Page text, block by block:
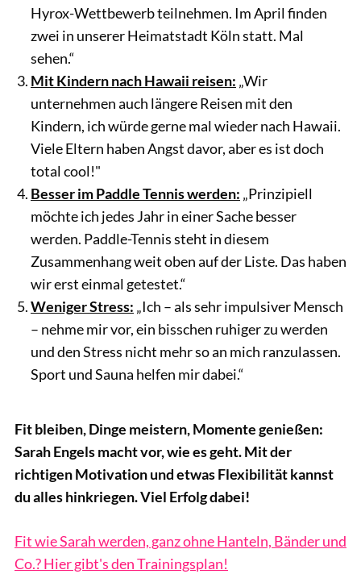
Hyrox-Wettbewerb teilnehmen. Im April finden
zwei in unserer Heimatstadt Köln statt. Mal
sehen.“
Mit Kindern nach Hawaii reisen: „Wir
unternehmen auch längere Reisen mit den
Kindern, ich würde gerne mal wieder nach Hawaii.
Viele Eltern haben Angst davor, aber es ist doch
total cool!"
Besser im Paddle Tennis werden: „Prinzipiell
möchte ich jedes Jahr in einer Sache besser
werden. Paddle-Tennis steht in diesem
Zusammenhang weit oben auf der Liste. Das haben
wir erst einmal getestet.“
Weniger Stress: „Ich – als sehr impulsiver Mensch
– nehme mir vor, ein bisschen ruhiger zu werden
und den Stress nicht mehr so an mich ranzulassen.
Sport und Sauna helfen mir dabei.“
Fit bleiben, Dinge meistern, Momente genießen:
Sarah Engels macht vor, wie es geht. Mit der
richtigen Motivation und etwas Flexibilität kannst
du alles hinkriegen. Viel Erfolg dabei!
Fit wie Sarah werden, ganz ohne Hanteln, Bänder und
Co.? Hier gibt's den Trainingsplan!